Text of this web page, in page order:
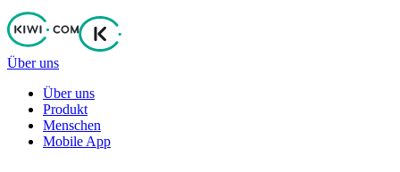
Über uns
Über uns
Produkt
Menschen
Mobile App